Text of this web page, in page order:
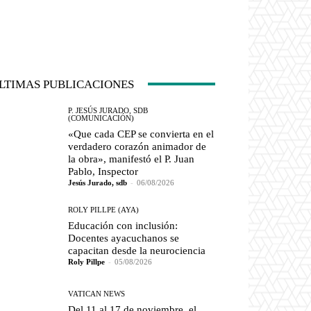
PUBLICACIONES
P. JESÚS JURADO, SDB
(COMUNICACIÓN)
«Que cada CEP se convierta en el
verdadero corazón animador de
la obra», manifestó el P. Juan
Pablo, Inspector
Jesús Jurado, sdb - 06/08/2026
ROLY PILLPE (AYA)
Educación con inclusión:
Docentes ayacuchanos se
capacitan desde la neurociencia
Roly Pillpe - 05/08/2026
VATICAN NEWS